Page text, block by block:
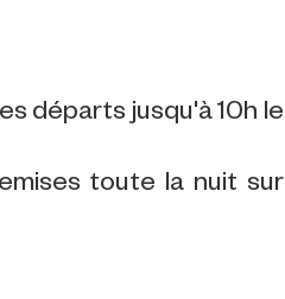
départs jusqu'à 10h le
toute la nuit sur